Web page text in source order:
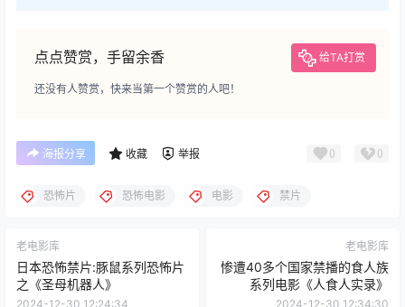
点点赞赏，手留余香 给TA打赏
还没有人赞赏，快来当第一个赞赏的人吧！
海报分享 收藏 举报 0 0
恐怖片 恐怖电影 电影 禁片
老电影库
日本恐怖禁片:豚鼠系列恐怖片
之‌《圣母机器人》
2024-12-30 12:24:34
老电影库
惨遭40多个国家禁播的食人族
系列电影《人食人实录》
2024-12-30 12:34:30